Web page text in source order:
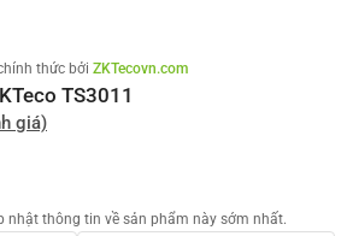
thức bởi ZKTecovn.com
TS3011
giá)
nhật thông tin về sản phẩm này sớm nhất.